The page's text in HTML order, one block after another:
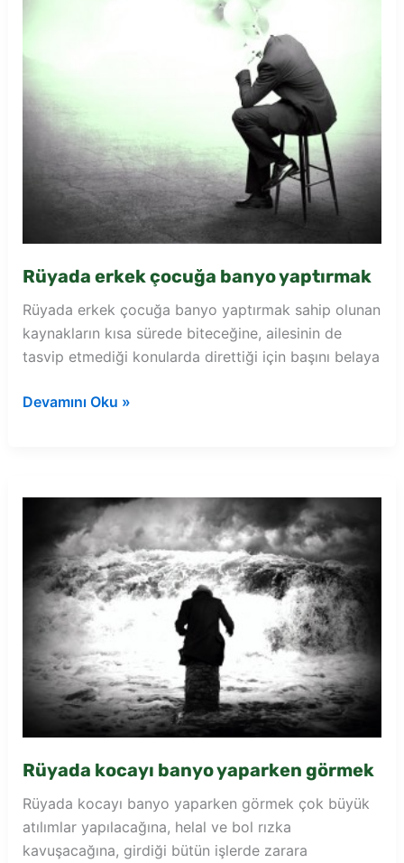
Rüyada erkek çocuğa banyo yaptırmak
Rüyada erkek çocuğa banyo yaptırmak sahip olunan
kaynakların kısa sürede biteceğine, ailesinin de
tasvip etmediği konularda direttiği için başını belaya
Rüyada
yaptırmak
Devamını Oku »
Rüyada kocayı banyo yaparken görmek
Rüyada kocayı banyo yaparken görmek çok büyük
atılımlar yapılacağına, helal ve bol rızka
kavuşacağına, girdiği bütün işlerde zarara